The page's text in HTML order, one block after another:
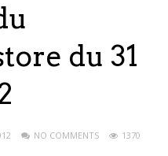
du 31
NO COMMENTS
1370